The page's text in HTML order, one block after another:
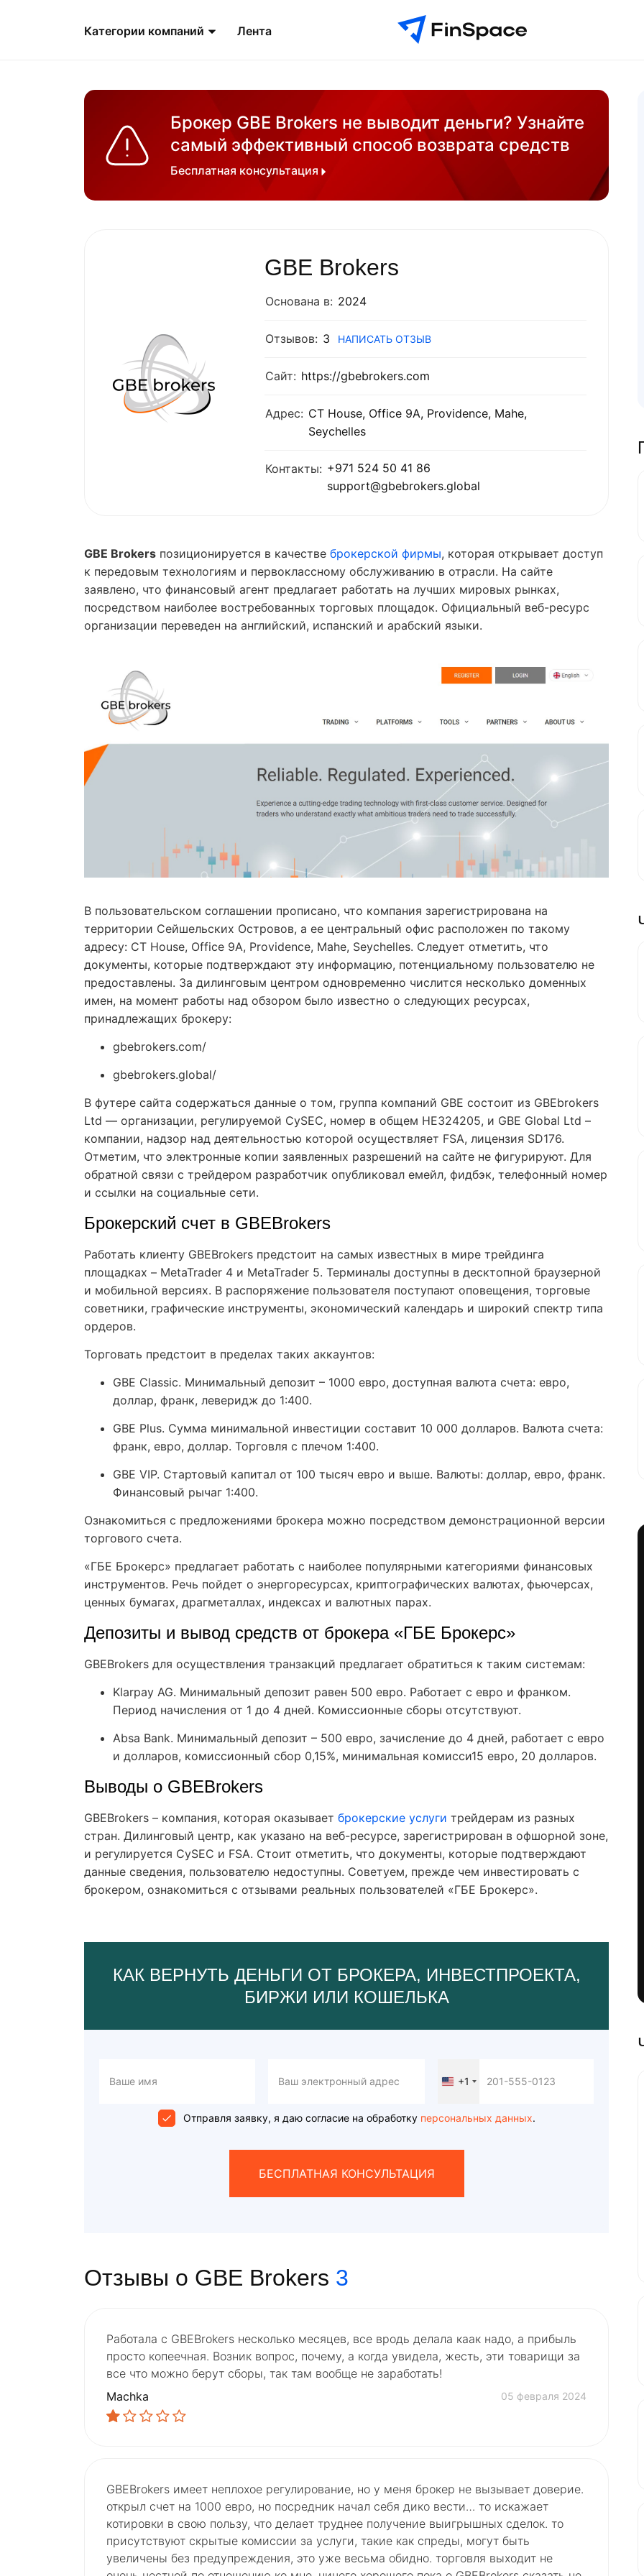
Категории компаний Лента
Брокер GBE Brokers не выводит деньги? Узнайте
самый эффективный способ возврата средств
Бесплатная консультация
GBE Brokers
Основана в: 2024
Отзывов: 3 НАПИСАТЬ ОТЗЫВ
Сайт: https://gbebrokers.com
Адрес: CT House, Office 9A, Providence, Mahe,
Seychelles
Контакты: +971 524 50 41 86
support@gbebrokers.global
GBE Brokers позиционируется в качестве брокерской фирмы, которая открывает доступ
к передовым технологиям и первоклассному обслуживанию в отрасли. На сайте
заявлено, что финансовый агент предлагает работать на лучших мировых рынках,
посредством наиболее востребованных торговых площадок. Официальный веб-ресурс
организации переведен на английский, испанский и арабский языки.
В пользовательском соглашении прописано, что компания зарегистрирована на
территории Сейшельских Островов, а ее центральный офис расположен по такому
адресу: CT House, Office 9A, Providence, Mahe, Seychelles. Следует отметить, что
документы, которые подтверждают эту информацию, потенциальному пользователю не
предоставлены. За дилинговым центром одновременно числится несколько доменных
имен, на момент работы над обзором было известно о следующих ресурсах,
принадлежащих брокеру:
gbebrokers.com/
gbebrokers.global/
В футере сайта содержаться данные о том, группа компаний GBE состоит из GBEbrokers
Ltd — организации, регулируемой CySEC, номер в общем HE324205, и GBE Global Ltd –
компании, надзор над деятельностью которой осуществляет FSA, лицензия SD176.
Отметим, что электронные копии заявленных разрешений на сайте не фигурируют. Для
обратной связи с трейдером разработчик опубликовал емейл, фидбэк, телефонный номер
и ссылки на социальные сети.
Брокерский счет в GBEBrokers
Работать клиенту GBEBrokers предстоит на самых известных в мире трейдинга
площадках – MetaTrader 4 и MetaTrader 5. Терминалы доступны в десктопной браузерной
и мобильной версиях. В распоряжение пользователя поступают оповещения, торговые
советники, графические инструменты, экономический календарь и широкий спектр типа
ордеров.
Торговать предстоит в пределах таких аккаунтов:
GBE Classic. Минимальный депозит – 1000 евро, доступная валюта счета: евро,
доллар, франк, леверидж до 1:400.
GBE Plus. Сумма минимальной инвестиции составит 10 000 долларов. Валюта счета:
франк, евро, доллар. Торговля с плечом 1:400.
GBE VIP. Стартовый капитал от 100 тысяч евро и выше. Валюты: доллар, евро, франк.
Финансовый рычаг 1:400.
Ознакомиться с предложениями брокера можно посредством демонстрационной версии
торгового счета.
«ГБЕ Брокерс» предлагает работать с наиболее популярными категориями финансовых
инструментов. Речь пойдет о энергоресурсах, криптографических валютах, фьючерсах,
ценных бумагах, драгметаллах, индексах и валютных парах.
Депозиты и вывод средств от брокера «ГБЕ Брокерс»
GBEBrokers для осуществления транзакций предлагает обратиться к таким системам:
Klarpay AG. Минимальный депозит равен 500 евро. Работает с евро и франком.
Период начисления от 1 до 4 дней. Комиссионные сборы отсутствуют.
Absa Bank. Минимальный депозит – 500 евро, зачисление до 4 дней, работает с евро
и долларов, комиссионный сбор 0,15%, минимальная комисси15 евро, 20 долларов.
Выводы о GBEBrokers
GBEBrokers – компания, которая оказывает брокерские услуги трейдерам из разных
стран. Дилинговый центр, как указано на веб-ресурсе, зарегистрирован в офшорной зоне,
и регулируется CySEC и FSA. Стоит отметить, что документы, которые подтверждают
данные сведения, пользователю недоступны. Советуем, прежде чем инвестировать с
брокером, ознакомиться с отзывами реальных пользователей «ГБЕ Брокерс».
КАК ВЕРНУТЬ ДЕНЬГИ ОТ БРОКЕРА, ИНВЕСТПРОЕКТА,
БИРЖИ ИЛИ КОШЕЛЬКА
United
+1
+1
Отправля заявку, я даю согласие на обработкуперсональных данных.
БЕСПЛАТНАЯ КОНСУЛЬТАЦИЯ
Отзывы о GBE Brokers 3
Работала с GBEBrokers несколько месяцев, все вродь делала каак надо, а прибыль
просто копеечная. Возник вопрос, почему, а когда увидела, жесть, эти товарищи за
все что можно берут сборы, так там вообще не заработать!
Machka
05 февраля 2024
GBEBrokers имеет неплохое регулирование, но у меня брокер не вызывает доверие.
открыл счет на 1000 евро, но посредник начал себя дико вести… то искажает
котировки в свою пользу, что делает труднее получение выигрышных сделок. то
присутствуют скрытые комиссии за услуги, такие как спреды, могут быть
увеличены без предупреждения, это уже весьма обидно. торговля выходит не